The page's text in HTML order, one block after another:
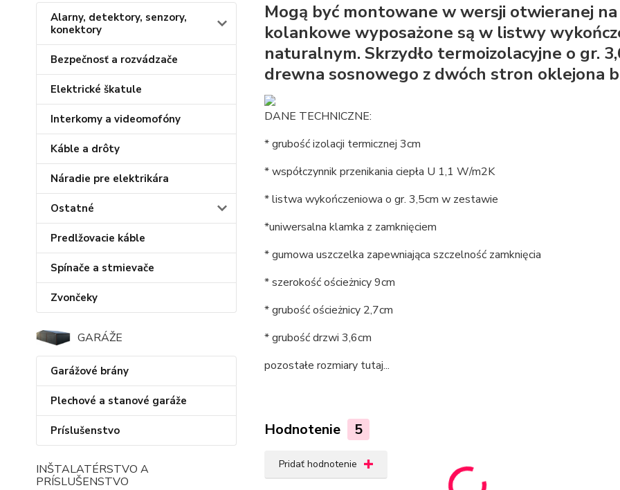
Alarny, detektory, senzory,
konektory
Bezpečnosť a rozvádzače
Elektrické škatule
Interkomy a videomofóny
Káble a drôty
Náradie pre elektrikára
Ostatné
Predlžovacie káble
Spínače a stmievače
Zvončeky
GARÁŽE
Garážové brány
Plechové a stanové garáže
Príslušenstvo
INŠTALATÉRSTVO A
PRÍSLUŠENSTVO
Mogą być montowane w wersji otwieranej
kolankowe wyposażone są w listwy
naturalnym. Skrzydło termoizolacyjne o gr.
drewna sosnowego z dwóch stron oklejona
DANE TECHNICZNE:
* grubość izolacji termicznej 3cm
* współczynnik przenikania ciepła U 1,1 W/m2K
* listwa wykończeniowa o gr. 3,5cm w zestawie
*uniwersalna klamka z zamknięciem
* gumowa uszczelka zapewniająca szczelność zamknięcia
* szerokość ościeżnicy 9cm
* grubość ościeżnicy 2,7cm
* grubość drzwi 3,6cm
pozostałe rozmiary tutaj...
Hodnotenie 5
Pridať hodnotenie